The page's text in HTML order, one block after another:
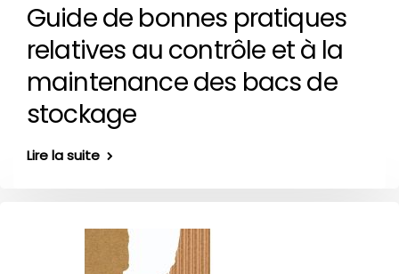
Guide de bonnes pratiques
relatives au contrôle et à la
maintenance des bacs de
stockage
Lire la suite